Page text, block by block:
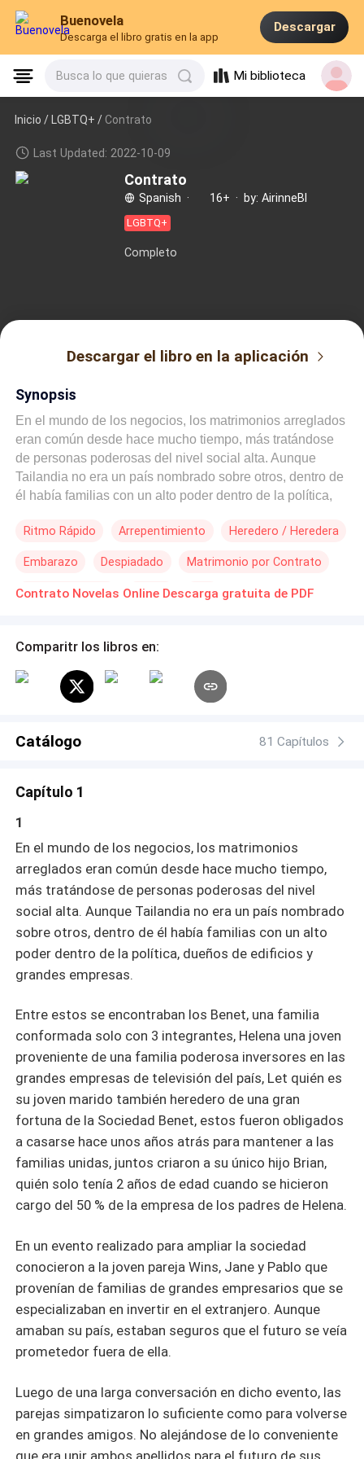
Buenovela
Descarga el libro gratis en la app
Descargar
Busca lo que quieras Mi biblioteca
Inicio /LGBTQ+ / Contrato
Last Updated: 2022-10-09
Contrato
Spanish · 16+ · by: AirinneBl
LGBTQ+
Completo
Descargar el libro en la aplicación
Synopsis
En el mundo de los negocios, los matrimonios arreglados
eran común desde hace mucho tiempo, más tratándose
de personas poderosas del nivel social alta. Aunque
Tailandia no era un país nombrado sobre otros, dentro de
él había familias con un alto poder dentro de la política,
encontraban los Benet, una familia conformada solo con
familia poderosa inversores en las grandes empresas de
televisión del país, Let quién es su joven marido también
mantener a las familias unidas, juntos criaron a su único
hicieron cargo del 50 % de la empresa de los padres de
Helena. En un evento realizado para ampliar la sociedad
provenían de familias de grandes empresarios que se
prometedor fuera de ella. Luego de una larga
alejándose de lo conveniente que era unir ambos
apellidos para el futuro de sus hijos, aunque la pareja
Wins aún no concibieron uno. Ambas empresas eran muy
importantes, la Sociedad Benet era la más poderosa en
Tailandia junto con Wins JP que era muy poderosa fuera
del país, era el proyecto que más los mantenía ocupados
y sumergidos ya que al lograr enlazar ambas empresas
se lograría no solo la estabilidad familiar, sino también la
Ritmo Rápido Arrepentimiento Heredero / Heredera
Embarazo Despiadado Matrimonio por Contrato
Contemporánea Drama CEO
Contrato Novelas Online Descarga gratuita de PDF
Comparitr los libros en:
Catálogo 81 Capítulos
Capítulo 1
1
En el mundo de los negocios, los matrimonios
arreglados eran común desde hace mucho tiempo,
más tratándose de personas poderosas del nivel
social alta. Aunque Tailandia no era un país nombrado
sobre otros, dentro de él había familias con un alto
poder dentro de la política, dueños de edificios y
grandes empresas.
Entre estos se encontraban los Benet, una familia
conformada solo con 3 integrantes, Helena una joven
proveniente de una familia poderosa inversores en las
grandes empresas de televisión del país, Let quién es
su joven marido también heredero de una gran
fortuna de la Sociedad Benet, estos fueron obligados
a casarse hace unos años atrás para mantener a las
familias unidas, juntos criaron a su único hijo Brian,
quién solo tenía 2 años de edad cuando se hicieron
cargo del 50 % de la empresa de los padres de Helena.
En un evento realizado para ampliar la sociedad
conocieron a la joven pareja Wins, Jane y Pablo que
provenían de familias de grandes empresarios que se
especializaban en invertir en el extranjero. Aunque
amaban su país, estaban seguros que el futuro se veía
prometedor fuera de ella.
Luego de una larga conversación en dicho evento, las
parejas simpatizaron lo suficiente como para volverse
en grandes amigos. No alejándose de lo conveniente